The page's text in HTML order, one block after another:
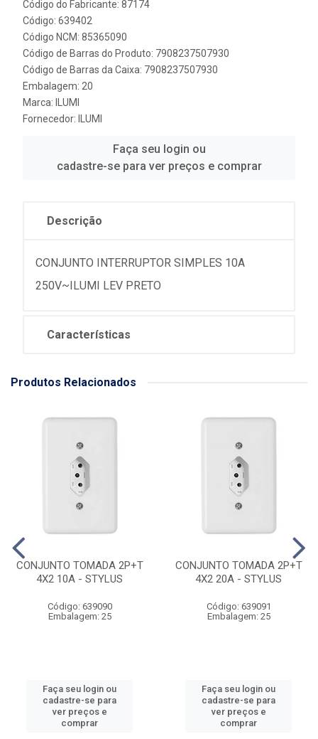
Código do Fabricante: 87174
Código: 639402
Código NCM: 85365090
Código de Barras do Produto: 7908237507930
Código de Barras da Caixa: 7908237507930
Embalagem: 20
Marca: ILUMI
Fornecedor: ILUMI
Faça seu login ou
cadastre-se para ver preços e comprar
Descrição
CONJUNTO INTERRUPTOR SIMPLES 10A
250V~ILUMI LEV PRETO
Características
Produtos Relacionados
CONJUNTO TOMADA 2P+T
4X2 10A - STYLUS
Código: 639090
Embalagem: 25
Faça seu login ou
cadastre-se para
ver preços e
comprar
CONJUNTO TOMADA 2P+T
4X2 20A - STYLUS
Código: 639091
Embalagem: 25
Faça seu login ou
cadastre-se para
ver preços e
comprar